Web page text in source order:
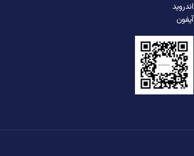
اندروید
آیفون